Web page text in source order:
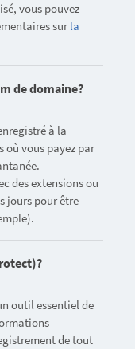
vous pouvez
sur la
de domaine?
à la
où vous payez par
des extensions ou
jours pour être
outil essentiel de
de tout